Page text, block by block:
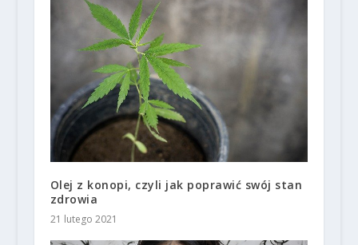
Olej z konopi, czyli jak poprawić swój stan
zdrowia
21 lutego 2021